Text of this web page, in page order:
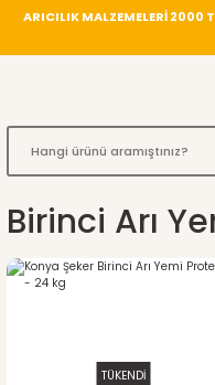
ARICILIK MALZEMELERİ 2000
Birinci Arı
TÜKENDİ